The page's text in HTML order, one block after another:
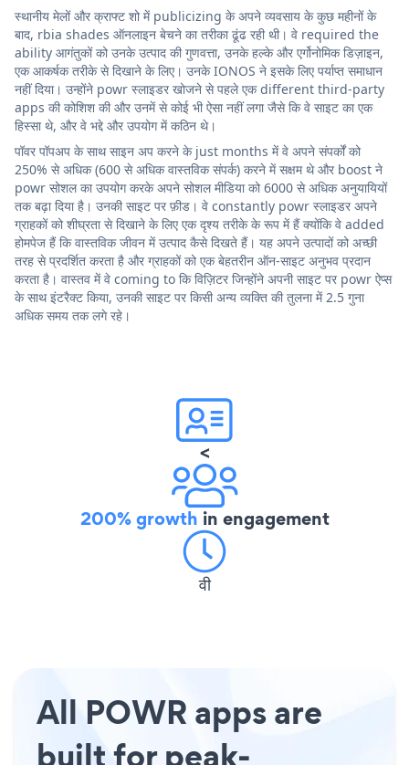
स्थानीय मेलों और क्राफ्ट शो में publicizing के अपने व्यवसाय के कुछ महीनों के
बाद, rbia shades ऑनलाइन बेचने का तरीका ढूंढ रही थी। वे required the
ability आगंतुकों को उनके उत्पाद की गुणवत्ता, उनके हल्के और एर्गोनोमिक डिज़ाइन,
एक आकर्षक तरीके से दिखाने के लिए। उनके IONOS ने इसके लिए पर्याप्त समाधान
नहीं दिया। उन्होंने powr स्लाइडर खोजने से पहले एक different third-party
apps की कोशिश की और उनमें से कोई भी ऐसा नहीं लगा जैसे कि वे साइट का एक
हिस्सा थे, और वे भद्दे और उपयोग में कठिन थे।
पॉवर पॉपअप के साथ साइन अप करने के just months में वे अपने संपर्कों को
250% से अधिक (600 से अधिक वास्तविक संपर्क) करने में सक्षम थे और boost ने
powr सोशल का उपयोग करके अपने सोशल मीडिया को 6000 से अधिक अनुयायियों
तक बढ़ा दिया है। उनकी साइट पर फ़ीड। वे constantly powr स्लाइडर अपने
ग्राहकों को शीघ्रता से दिखाने के लिए एक दृश्य तरीके के रूप में हैं क्योंकि वे added
होमपेज हैं कि वास्तविक जीवन में उत्पाद कैसे दिखते हैं। यह अपने उत्पादों को अच्छी
तरह से प्रदर्शित करता है और ग्राहकों को एक बेहतरीन ऑन-साइट अनुभव प्रदान
करता है। वास्तव में वे coming to कि विज़िटर जिन्होंने अपनी साइट पर powr ऐप्स
के साथ इंटरैक्ट किया, उनकी साइट पर किसी अन्य व्यक्ति की तुलना में 2.5 गुना
अधिक समय तक लगे रहे।
<
200% growth in engagement
वी
All POWR apps are
built for peak-